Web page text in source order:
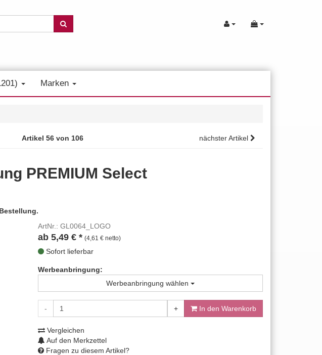
Marken
Artikel 56 von 106 nächster Artikel
PREMIUM Select
ArtNr.: GL0064_LOGO
ab 5,49 € * (4,61 € netto)
Sofort lieferbar
Werbeanbringung:
Werbeanbringung wählen
- + In den Warenkorb
Vergleichen
Auf den Merkzettel
Fragen zu diesem Artikel?